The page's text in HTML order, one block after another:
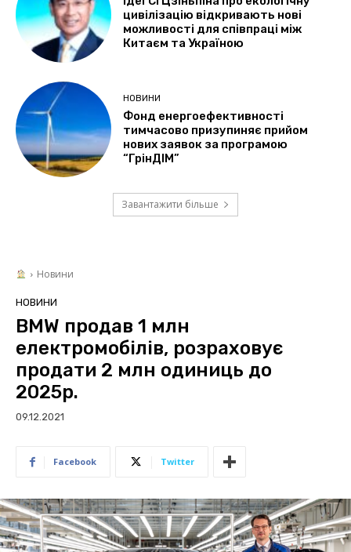
цивілізацію відкривають нові
можливості для співпраці між
Китаєм та Україною
НОВИНИ
Фонд енергоефективності
тимчасово призупиняє прийом
нових заявок за програмою
“ГрінДІМ”
Завантажити більше